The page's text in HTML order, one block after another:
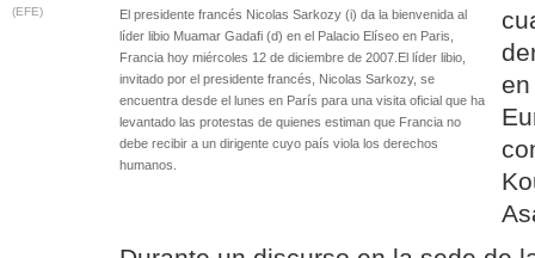
(EFE)
El presidente francés Nicolas Sarkozy (i) da la bienvenida al
líder libio Muamar Gadafi (d) en el Palacio Elíseo en Paris,
Francia hoy miércoles 12 de diciembre de 2007.El líder libio,
invitado por el presidente francés, Nicolas Sarkozy, se
encuentra desde el lunes en París para una visita oficial que ha
levantado las protestas de quienes estiman que Francia no
debe recibir a un dirigente cuyo país viola los derechos
humanos.